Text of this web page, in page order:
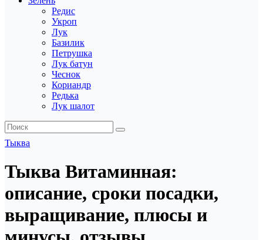
Редис
Укроп
Лук
Базилик
Петрушка
Лук батун
Чеснок
Кориандр
Редька
Лук шалот
Тыква
Тыква Витаминная:
описание, сроки посадки,
выращивание, плюсы и